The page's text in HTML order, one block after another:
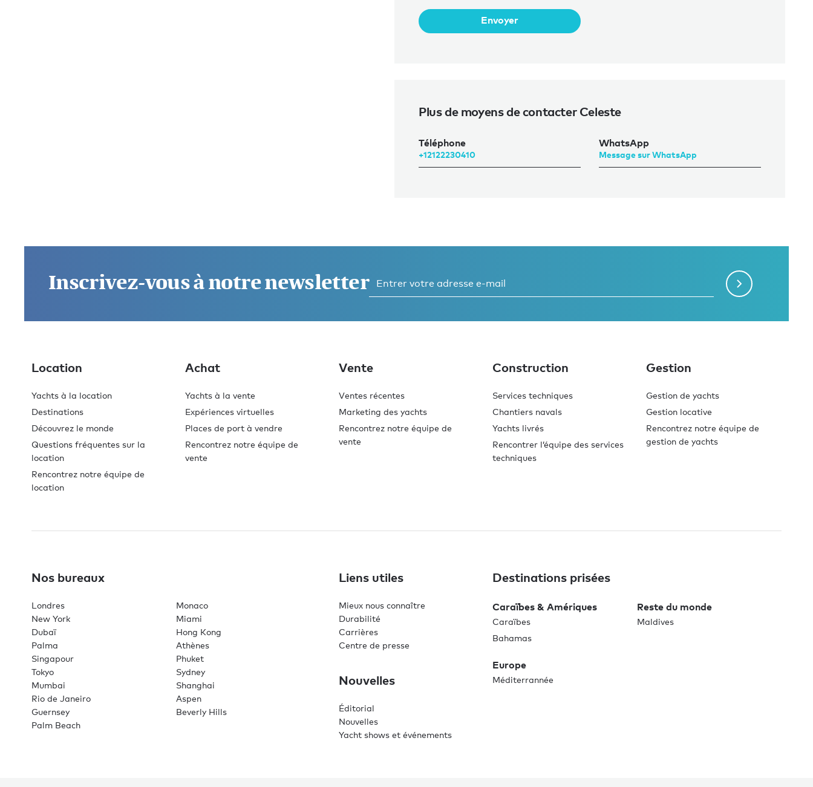
Envoyer
Plus de moyens de contacter Celeste
Téléphone
+12122230410
WhatsApp
Message sur WhatsApp
Inscrivez-vous à notre newsletter
Location
Yachts à la location
Destinations
Découvrez le monde
Questions fréquentes sur la
location
Rencontrez notre équipe de
location
Achat
Yachts à la vente
Expériences virtuelles
Places de port à vendre
Rencontrez notre équipe de
vente
Vente
Ventes récentes
Marketing des yachts
Rencontrez notre équipe de
vente
Construction
Services techniques
Chantiers navals
Yachts livrés
Rencontrer l’équipe des services
techniques
Gestion
Gestion de yachts
Gestion locative
Rencontrez notre équipe de
gestion de yachts
Nos bureaux
Londres
Monaco
New York
Miami
Dubaï
Hong Kong
Palma
Athènes
Singapour
Phuket
Tokyo
Sydney
Mumbai
Shanghai
Rio de Janeiro
Aspen
Guernsey
Beverly Hills
Palm Beach
Liens utiles
Mieux nous connaître
Durabilité
Carrières
Centre de presse
Nouvelles
Éditorial
Nouvelles
Yacht shows et événements
Destinations prisées
Caraïbes & Amériques
Caraïbes
Bahamas
Reste du monde
Maldives
Europe
Méditerrannée